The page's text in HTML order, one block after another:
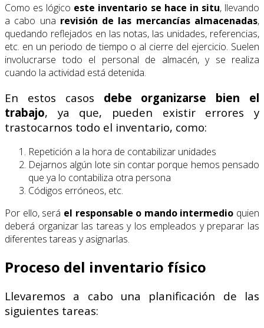
Como es lógico este inventario se hace in situ, llevando
a cabo una revisión de las mercancías almacenadas,
quedando reflejados en las notas, las unidades, referencias,
etc. en un periodo de tiempo o al cierre del ejercicio. Suelen
involucrarse todo el personal de almacén, y se realiza
cuando la actividad está detenida.
En estos casos debe organizarse bien el
trabajo, ya que, pueden existir errores y
trastocarnos todo el inventario, como:
Repetición a la hora de contabilizar unidades
Dejarnos algún lote sin contar porque hemos pensado
que ya lo contabiliza otra persona
Códigos erróneos, etc.
Por ello, será el responsable o mando intermedio quien
deberá organizar las tareas y los empleados y preparar las
diferentes tareas y asignarlas.
Proceso del inventario físico
Llevaremos a cabo una planificación de las
siguientes tareas: